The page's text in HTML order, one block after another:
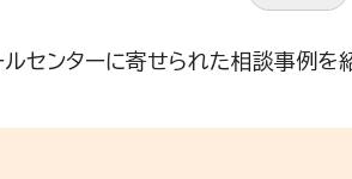
センターに寄せられた相談事例を